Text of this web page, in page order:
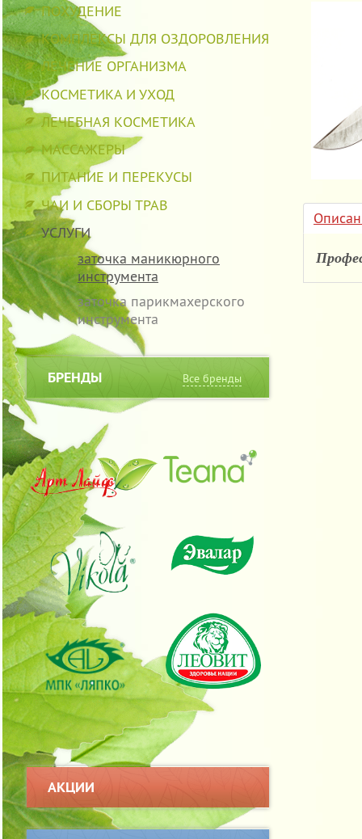
ПОХУДЕНИЕ
КОМПЛЕКСЫ ДЛЯ ОЗДОРОВЛЕНИЯ
ЛЕЧЕНИЕ ОРГАНИЗМА
КОСМЕТИКА И УХОД
ЛЕЧЕБНАЯ КОСМЕТИКА
МАССАЖЕРЫ
ПИТАНИЕ И ПЕРЕКУСЫ
ЧАИ И СБОРЫ ТРАВ
УСЛУГИ
заточка маникюрного
инструмента
заточка парикмахерского
инструмента
БРЕНДЫ Все бренды
АКЦИИ